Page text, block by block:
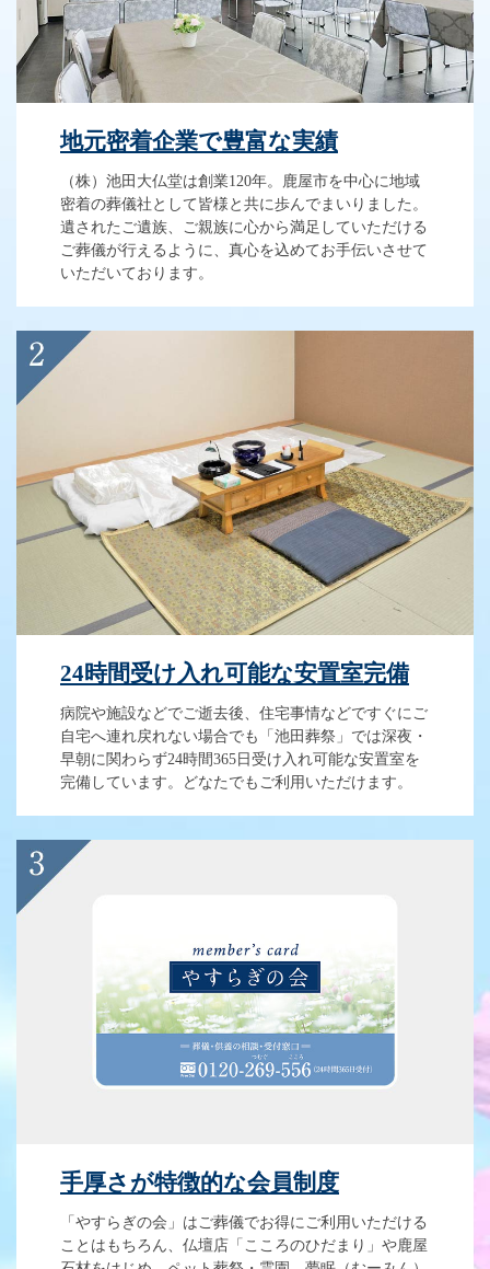
地元密着企業で豊富な実績
（株）池田大仏堂は創業120年。鹿屋市を中心に地域
密着の葬儀社として皆様と共に歩んでまいりました。
遺されたご遺族、ご親族に心から満足していただける
ご葬儀が行えるように、真心を込めてお手伝いさせて
いただいております。
24時間受け入れ可能な安置室完備
病院や施設などでご逝去後、住宅事情などですぐにご
自宅へ連れ戻れない場合でも「池田葬祭」では深夜・
早朝に関わらず24時間365日受け入れ可能な安置室を
完備しています。どなたでもご利用いただけます。
手厚さが特徴的な会員制度
「やすらぎの会」はご葬儀でお得にご利用いただける
ことはもちろん、仏壇店「こころのひだまり」や鹿屋